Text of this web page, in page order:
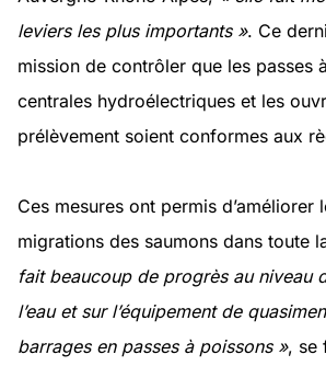
leviers les plus importants ». Ce
mission de contrôler que les passes
centrales hydroélectriques et les
prélèvement soient conformes aux
Ces mesures ont permis d’améliorer
migrations des saumons dans toute
fait beaucoup de progrès au niveau
l’eau et sur l’équipement de
barrages en passes à poissons », se